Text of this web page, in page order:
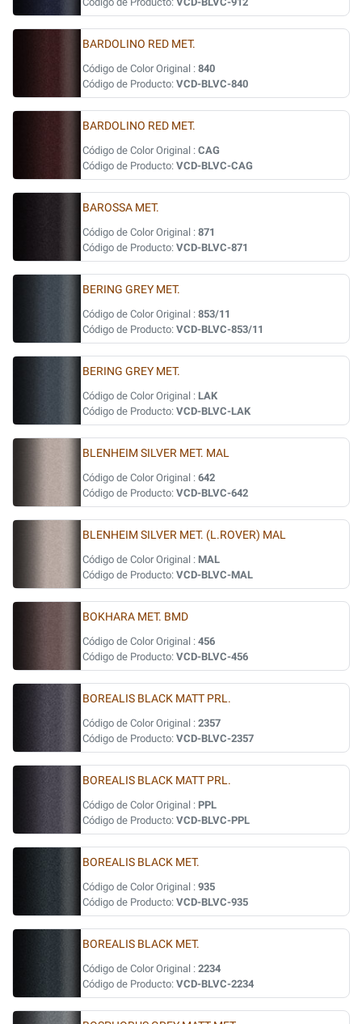
BARDOLINO RED MET.
Código de Color Original : 840
Código de Producto: VCD-BLVC-840
BARDOLINO RED MET.
Código de Color Original : CAG
Código de Producto: VCD-BLVC-CAG
BAROSSA MET.
Código de Color Original : 871
Código de Producto: VCD-BLVC-871
BERING GREY MET.
Código de Color Original : 853/11
Código de Producto: VCD-BLVC-853/11
BERING GREY MET.
Código de Color Original : LAK
Código de Producto: VCD-BLVC-LAK
BLENHEIM SILVER MET. MAL
Código de Color Original : 642
Código de Producto: VCD-BLVC-642
BLENHEIM SILVER MET. (L.ROVER) MAL
Código de Color Original : MAL
Código de Producto: VCD-BLVC-MAL
BOKHARA MET. BMD
Código de Color Original : 456
Código de Producto: VCD-BLVC-456
BOREALIS BLACK MATT PRL.
Código de Color Original : 2357
Código de Producto: VCD-BLVC-2357
BOREALIS BLACK MATT PRL.
Código de Color Original : PPL
Código de Producto: VCD-BLVC-PPL
BOREALIS BLACK MET.
Código de Color Original : 935
Código de Producto: VCD-BLVC-935
BOREALIS BLACK MET.
Código de Color Original : 2234
Código de Producto: VCD-BLVC-2234